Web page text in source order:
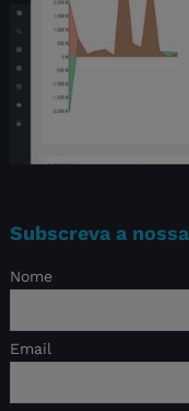
Subscreva a
Nome
Email